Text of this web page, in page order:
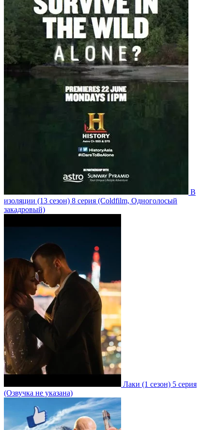
В
изоляции (13 сезон) 8 серия (Coldfilm, Одноголосый
закадровый)
Лаки (1 сезон) 5 серия
(Озвучка не указана)